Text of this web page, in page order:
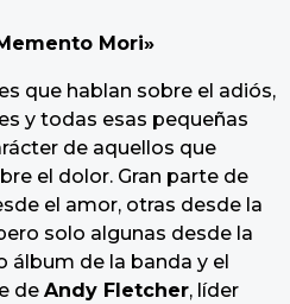
Mori»
que hablan sobre el adiós,
y todas esas pequeñas
de aquellos que
el dolor. Gran parte de
el amor, otras desde la
solo algunas desde la
de la banda y el
de Andy Fletcher, líder